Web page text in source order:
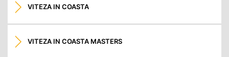
VITEZA IN COASTA
VITEZA IN COASTA MASTERS